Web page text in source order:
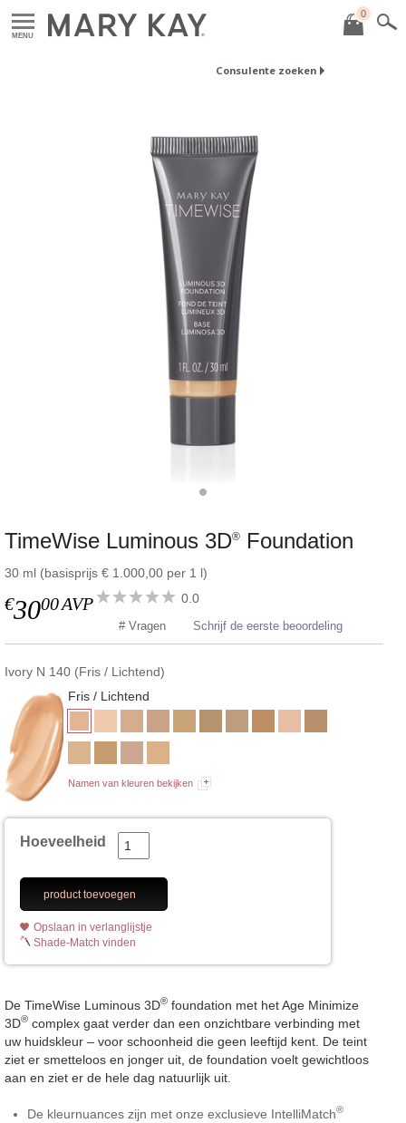
MENU
0
Consulente zoeken
TimeWise Luminous 3D® Foundation
30 ml (basisprijs € 1.000,00 per 1 l)
€3000AVP 0.0
# Vragen Schrijf de eerste beoordeling
Ivory N 140 (Fris / Lichtend)
Fris / Lichtend
Namen van kleuren bekijken
Hoeveelheid
product toevoegen
Opslaan in verlanglijstje
Shade-Match vinden
De TimeWise Luminous 3D® foundation met het Age Minimize
3D® complex gaat verder dan een onzichtbare verbinding met
uw huidskleur – voor schoonheid die geen leeftijd kent. De teint
ziet er smetteloos en jonger uit, de foundation voelt gewichtloos
aan en ziet er de hele dag natuurlijk uit.
De kleurnuances zijn met onze exclusieve IntelliMatch®